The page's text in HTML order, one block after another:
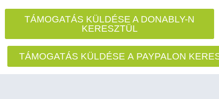
TÁMOGATÁS KÜLDÉSE A DONABLY-N
KERESZTÜL
TÁMOGATÁS KÜLDÉSE A PAYPALON